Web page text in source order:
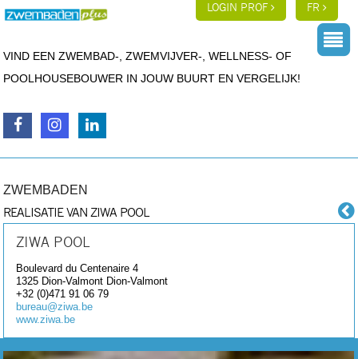
LOGIN PROF FR
VIND EEN ZWEMBAD-, ZWEMVIJVER-, WELLNESS- OF
POOLHOUSEBOUWER IN JOUW BUURT EN VERGELIJK!
ZWEMBADEN
REALISATIE VAN ZIWA POOL
ZIWA POOL
Boulevard du Centenaire 4
1325 Dion-Valmont Dion-Valmont
+32 (0)471 91 06 79
bureau@ziwa.be
www.ziwa.be